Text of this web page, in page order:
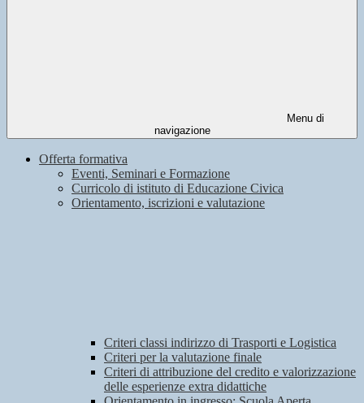
Menu di
navigazione
Offerta formativa
Eventi, Seminari e Formazione
Curricolo di istituto di Educazione Civica
Orientamento, iscrizioni e valutazione
Criteri classi indirizzo di Trasporti e Logistica
Criteri per la valutazione finale
Criteri di attribuzione del credito e valorizzazione
delle esperienze extra didattiche